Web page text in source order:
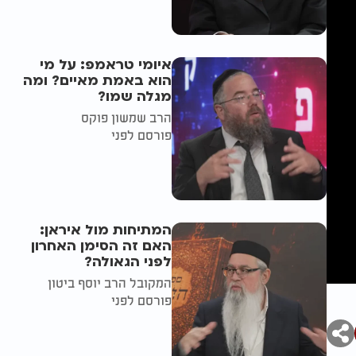
איומי טראמפ: על מי
הוא באמת מאיים? ומה
מגלה שמו?
הרב שמשון פוקס
פורסם לפני
המתיחות מול איראן:
האם זה הסימן האחרון
לפני הגאולה?
המקובל הרב יוסף ביטון
פורסם לפני